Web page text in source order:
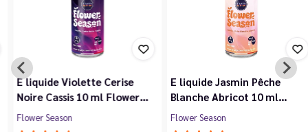
E liquide Violette Cerise
Noire Cassis 10 ml Flower…
Flower Season
E liquide Jasmin Pêche
Blanche Abricot 10 ml…
Flower Season